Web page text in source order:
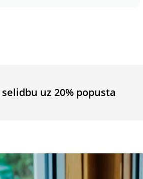
uz 20% popusta